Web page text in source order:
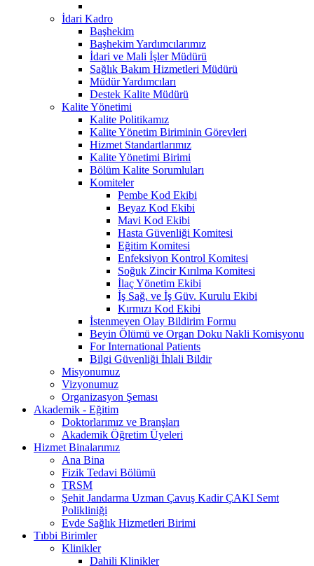
İdari Kadro
Başhekim
Başhekim Yardımcılarımız
İdari ve Mali İşler Müdürü
Sağlık Bakım Hizmetleri Müdürü
Müdür Yardımcıları
Destek Kalite Müdürü
Kalite Yönetimi
Kalite Politikamız
Kalite Yönetim Biriminin Görevleri
Hizmet Standartlarımız
Kalite Yönetimi Birimi
Bölüm Kalite Sorumluları
Komiteler
Pembe Kod Ekibi
Beyaz Kod Ekibi
Mavi Kod Ekibi
Hasta Güvenliği Komitesi
Eğitim Komitesi
Enfeksiyon Kontrol Komitesi
Soğuk Zincir Kırılma Komitesi
İlaç Yönetim Ekibi
İş Sağ. ve İş Güv. Kurulu Ekibi
Kırmızı Kod Ekibi
İstenmeyen Olay Bildirim Formu
Beyin Ölümü ve Organ Doku Nakli Komisyonu
For International Patients
Bilgi Güvenliği İhlali Bildir
Misyonumuz
Vizyonumuz
Organizasyon Şeması
Akademik - Eğitim
Doktorlarımız ve Branşları
Akademik Öğretim Üyeleri
Hizmet Binalarımız
Ana Bina
Fizik Tedavi Bölümü
TRSM
Şehit Jandarma Uzman Çavuş Kadir ÇAKI Semt
Polikliniği
Evde Sağlık Hizmetleri Birimi
Tıbbi Birimler
Klinikler
Dahili Klinikler